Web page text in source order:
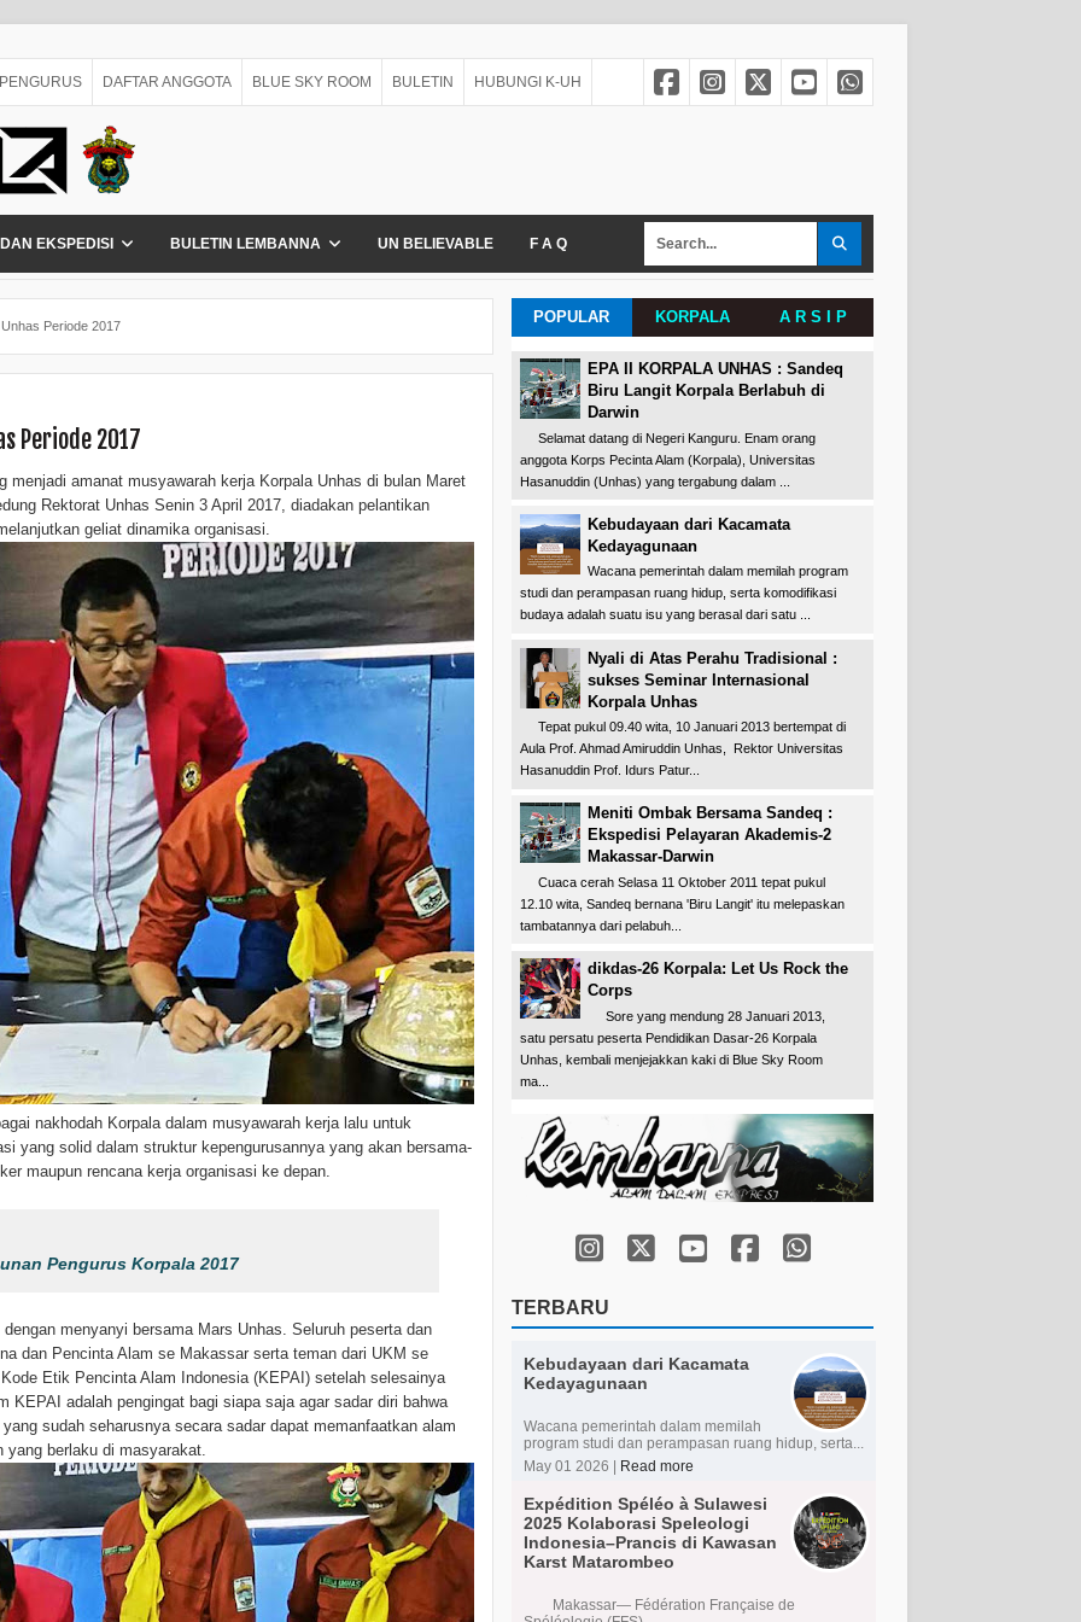
PENGURUS DAFTAR ANGGOTA BLUE SKY ROOM BULETIN HUBUNGI K-UH
EKSPEDISI BULETIN LEMBANNA UN BELIEVABLE F A Q
Periode 2017
Periode 2017
amanat musyawarah kerja Korpala Unhas di bulan Maret
Rektorat Unhas Senin 3 April 2017, diadakan pelantikan
geliat dinamika organisasi.
nakhodah Korpala dalam musyawarah kerja lalu untuk
yang solid dalam struktur kepengurusannya yang akan bersama-
maupun rencana kerja organisasi ke depan.
Pengurus Korpala 2017
menyanyi bersama Mars Unhas. Seluruh peserta dan
dan Pencinta Alam se Makassar serta teman dari UKM se
Etik Pencinta Alam Indonesia (KEPAI) setelah selesainya
KEPAI adalah pengingat bagi siapa saja agar sadar diri bahwa
sudah seharusnya secara sadar dapat memanfaatkan alam
yang berlaku di masyarakat.
POPULAR KORPALA A R S I P
EPA II KORPALA UNHAS : Sandeq
Biru Langit Korpala Berlabuh di
Darwin
Selamat datang di Negeri Kanguru. Enam orang
anggota Korps Pecinta Alam (Korpala), Universitas
Hasanuddin (Unhas) yang tergabung dalam ...
Kebudayaan dari Kacamata
Kedayagunaan
Wacana pemerintah dalam memilah program
studi dan perampasan ruang hidup, serta komodifikasi
budaya adalah suatu isu yang berasal dari satu ...
Nyali di Atas Perahu Tradisional :
sukses Seminar Internasional
Korpala Unhas
Tepat pukul 09.40 wita, 10 Januari 2013 bertempat di
Aula Prof. Ahmad Amiruddin Unhas, Rektor Universitas
Hasanuddin Prof. Idurs Patur...
Meniti Ombak Bersama Sandeq :
Ekspedisi Pelayaran Akademis-2
Makassar-Darwin
Cuaca cerah Selasa 11 Oktober 2011 tepat pukul
12.10 wita, Sandeq bernana 'Biru Langit' itu melepaskan
tambatannya dari pelabuh...
dikdas-26 Korpala: Let Us Rock the
Corps
Sore yang mendung 28 Januari 2013,
satu persatu peserta Pendidikan Dasar-26 Korpala
Unhas, kembali menjejakkan kaki di Blue Sky Room
ma...
TERBARU
Kebudayaan dari Kacamata
Kedayagunaan
Wacana pemerintah dalam memilah
program studi dan perampasan ruang hidup, serta...
May 01 2026 | Read more
Expédition Spéléo à Sulawesi
2025 Kolaborasi Speleologi
Indonesia–Prancis di Kawasan
Karst Matarombeo
Makassar— Fédération Française de